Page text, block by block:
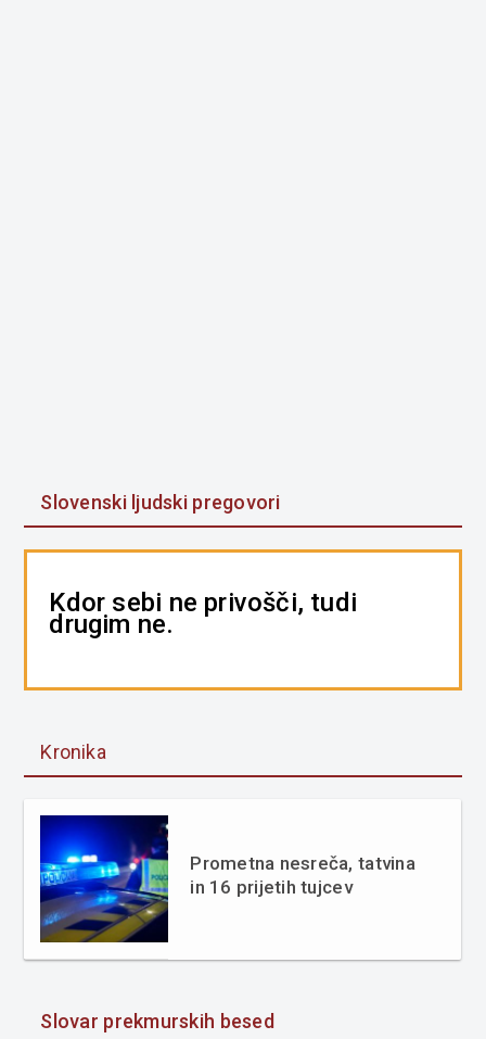
Slovenski ljudski pregovori
Kdor sebi ne privošči, tudi
drugim ne.
Kronika
Prometna nesreča, tatvina
in 16 prijetih tujcev
Slovar prekmurskih besed